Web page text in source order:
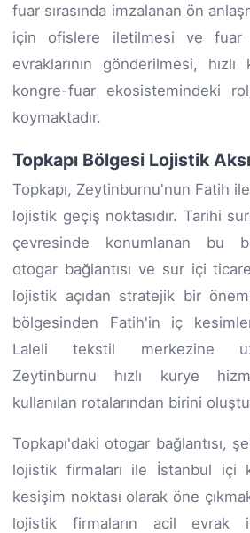
fuar sırasında imzalanan ön
için ofislere iletilmesi ve fuar
evraklarının gönderilmesi,
kongre-fuar ekosistemindeki
koymaktadır.
Topkapı Bölgesi Lojistik Aksı
Topkapı, Zeytinburnu'nun Fatih
lojistik geçiş noktasıdır. Tarihi
çevresinde konumlanan bu
otogar bağlantısı ve sur içi
lojistik açıdan stratejik bir
bölgesinden Fatih'in iç
Laleli tekstil merkezine
Zeytinburnu hızlı kurye
kullanılan rotalarından birini
Topkapı'daki otogar bağlantısı,
lojistik firmaları ile İstanbul içi
kesişim noktası olarak öne
lojistik firmaların acil evrak